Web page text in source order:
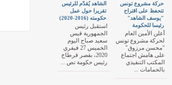
الشاهد يُقدّم للرئيس
تقريرا حول عمل
حكومته (2016-2020)
استقبل رئيس
الجمهورية قيس
سعيد صباح اليوم
الخميس 27 فيفري
2020، بقصر قرطاج
رئيس حكومة تص ...
حركة مشروع تونس
تتحفظ على اقتراح
"يوسف الشاهد"
رئيسا للحكومة
أعلن الأمين العام
لحركة مشروع تونس
"محسن مرزوق"
على هامش اجتماع
المكتب التنفيذي
بالحمامات ...